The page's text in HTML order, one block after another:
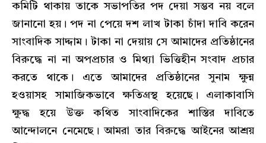
কমিটি থাকায় তাকে সভাপতির পদ দেয়া সম্ভব নয় বলে
জানানো হয়। পদ না পেয়ে দশ লাখ টাকা চাঁদা দাবি করেন
সাংবাদিক সাদ্দাম। টাকা না দেয়ায় সে আমাদের প্রতিষ্ঠানের
বিরুদ্ধে না না অপপ্রচার ও মিথ্যা ভিত্তিহীন সংবাদ প্রচার
করতে থাকে। এতে আমাদের প্রতিষ্ঠানের সুনাম ক্ষুন্ন
হওয়াসহ সামাজিকভাবে ক্ষতিগ্রস্থ হয়েছে। এলাকাবাসি
ক্ষুদ্ধ হয়ে উক্ত কথিত সাংবাদিকের শাস্তির দাবিতে
আন্দোলনে নেমেছে। আমরা তার বিরুদ্ধে আইনের আশ্রয়